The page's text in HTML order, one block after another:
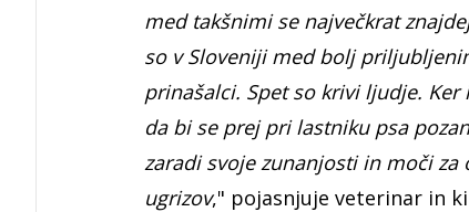
med takšnimi se največkrat
so v Sloveniji med bolj
prinašalci. Spet so krivi ljudje.
da bi se prej pri lastniku psa
zaradi svoje zunanjosti in moči
ugrizov," pojasnjuje veterinar in